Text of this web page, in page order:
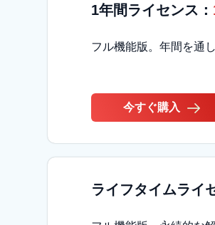
1年間ライセンス：
フル機能版。年間を通
今すぐ購入
ライフタイムライ